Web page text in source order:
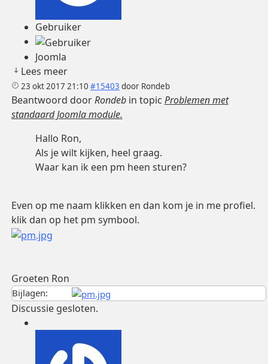
Gebruiker
Joomla
Lees meer
23 okt 2017 21:10 #15403 door Rondeb
Beantwoord doorRondebin topic Problemen met
standaard Joomla module.
Hallo Ron,
Als je wilt kijken, heel graag.
Waar kan ik een pm heen sturen?
Even op me naam klikken en dan kom je in me profiel.
klik dan op het pm symbool.
Groeten Ron
Bijlagen:
Discussie gesloten.